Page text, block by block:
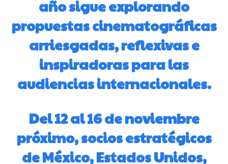
año sigue explorando
propuestas cinematográficas
arriesgadas, reflexivas e
inspiradoras para las
audiencias internacionales.
Del 12 al 16 de noviembre
próximo, socios estratégicos
de México, Estados Unidos,